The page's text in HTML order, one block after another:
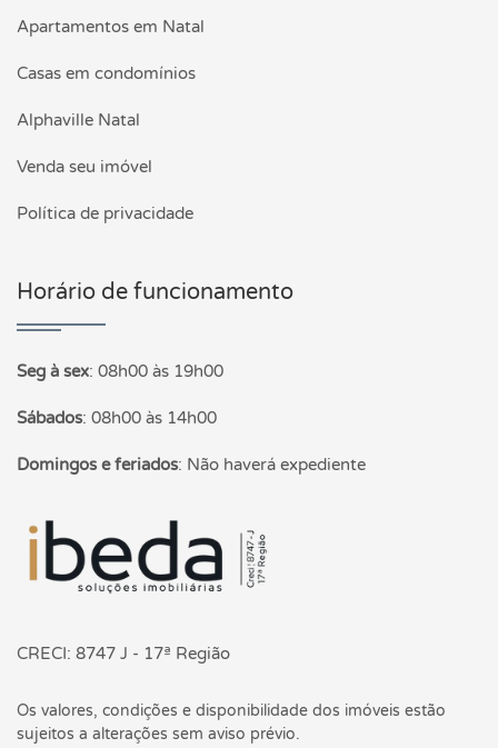
Apartamentos em Natal
Casas em condomínios
Alphaville Natal
Venda seu imóvel
Política de privacidade
Horário de funcionamento
Seg à sex: 08h00 às 19h00
Sábados: 08h00 às 14h00
Domingos e feriados: Não haverá expediente
Página inicial
CRECI: 8747 J - 17ª Região
Os valores, condições e disponibilidade dos imóveis estão
sujeitos a alterações sem aviso prévio.